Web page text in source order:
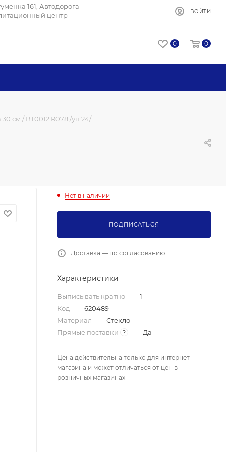
161, Автодорога
центр
ВОЙТИ
0 0
см / BT0012 R078 /уп 24/
Нет в наличии
ПОДПИСАТЬСЯ
Доставка — по согласованию
Характеристики
Выписывать кратно — 1
Код — 620489
Материал — Стекло
Прямые поставки
? — Да
Цена действительна только для интернет-
магазина и может отличаться от цен в
розничных магазинах